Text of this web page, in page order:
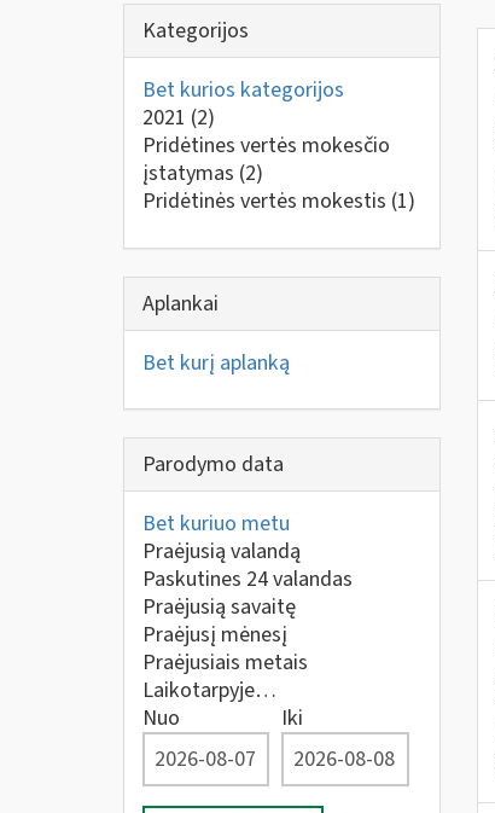
Kategorijos
Bet kurios kategorijos
2021 (2)
Pridėtines vertės mokesčio
įstatymas (2)
Pridėtinės vertės mokestis (1)
Aplankai
Bet kurį aplanką
Parodymo data
Bet kuriuo metu
Praėjusią valandą
Paskutines 24 valandas
Praėjusią savaitę
Praėjusį mėnesį
Praėjusiais metais
Laikotarpyje…
Nuo
Iki